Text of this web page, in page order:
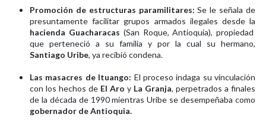
Promoción de estructuras paramilitares: Se le señala de
presuntamente facilitar grupos armados ilegales desde la
hacienda Guacharacas (San Roque, Antioquia), propiedad
que perteneció a su familia y por la cual su hermano,
Santiago Uribe, ya recibió condena.
Las masacres de Ituango: El proceso indaga su vinculación
con los hechos de El Aro y La Granja, perpetrados a finales
de la década de 1990 mientras Uribe se desempeñaba como
gobernador de Antioquia.